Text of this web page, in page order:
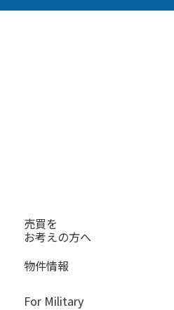
売買を
お考えの方へ
物件情報
For Military